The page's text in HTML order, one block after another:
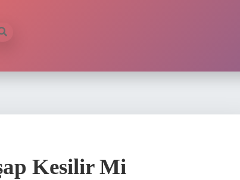
Kesilir Mi